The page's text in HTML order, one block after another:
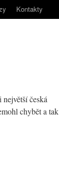
Kontakty
česká
chybět a tak